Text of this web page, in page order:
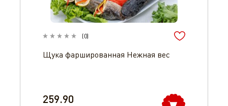
(0)
Щука фаршированная Нежная вес
259.90